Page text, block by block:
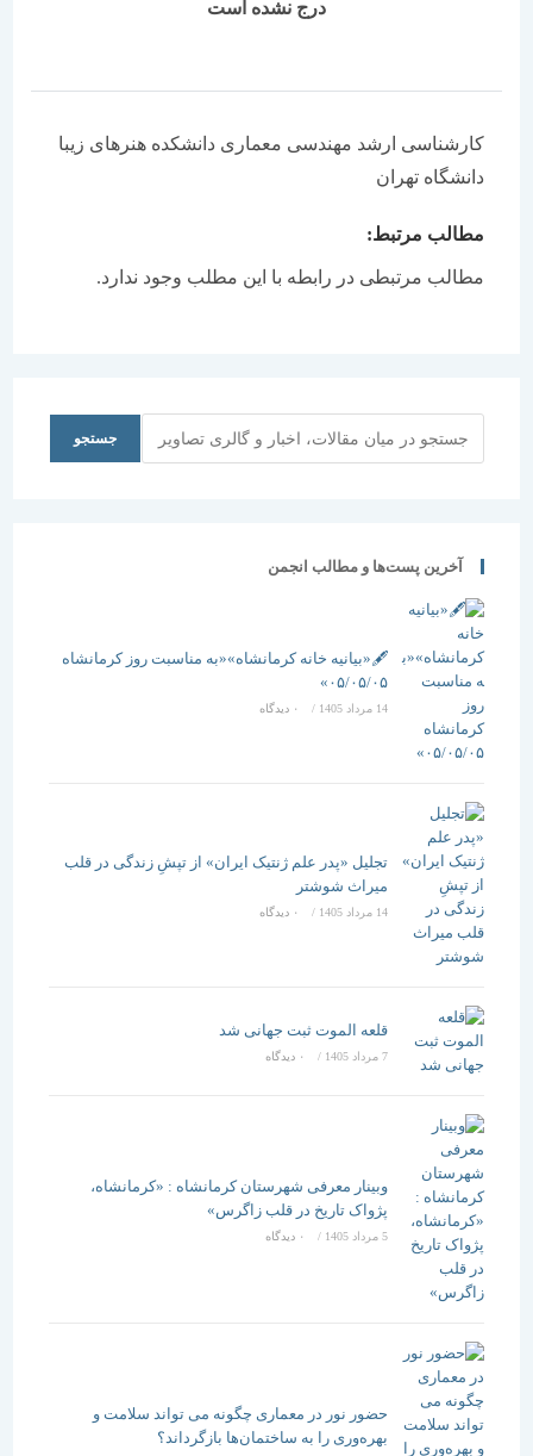
درج نشده است
کارشناسی ارشد مهندسی معماری دانشکده هنرهای زیبا
دانشگاه تهران
مطالب مرتبط:
مطالب مرتبطی در رابطه با این مطلب وجود ندارد.
جستجو
آخرین پست‌ها و مطالب انجمن
🖋️«بیانیه خانه کرمانشاه»«به مناسبت روز کرمانشاه
۰۵/۰۵/۰۵»
/ ۰ دیدگاه
تجلیل «پدر علم ژنتیک ایران» از تپشِ زندگی در قلب
میراث شوشتر
14 مرداد 1405 / ۰ دیدگاه
قلعه الموت ثبت جهانی شد
/ ۰ دیدگاه
وبینار معرفی شهرستان کرمانشاه : «کرمانشاه،
پژواک تاریخ در قلب زاگرس»
5 مرداد 1405 / ۰ دیدگاه
حضور نور در معماری چگونه می تواند سلامت و
بهره‌وری را به ساختمان‌ها بازگرداند؟